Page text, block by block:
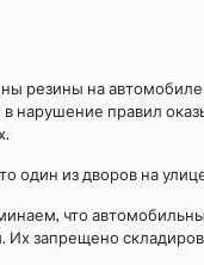
резины на
нарушение правил
один из дворов на
что
Их запрещено